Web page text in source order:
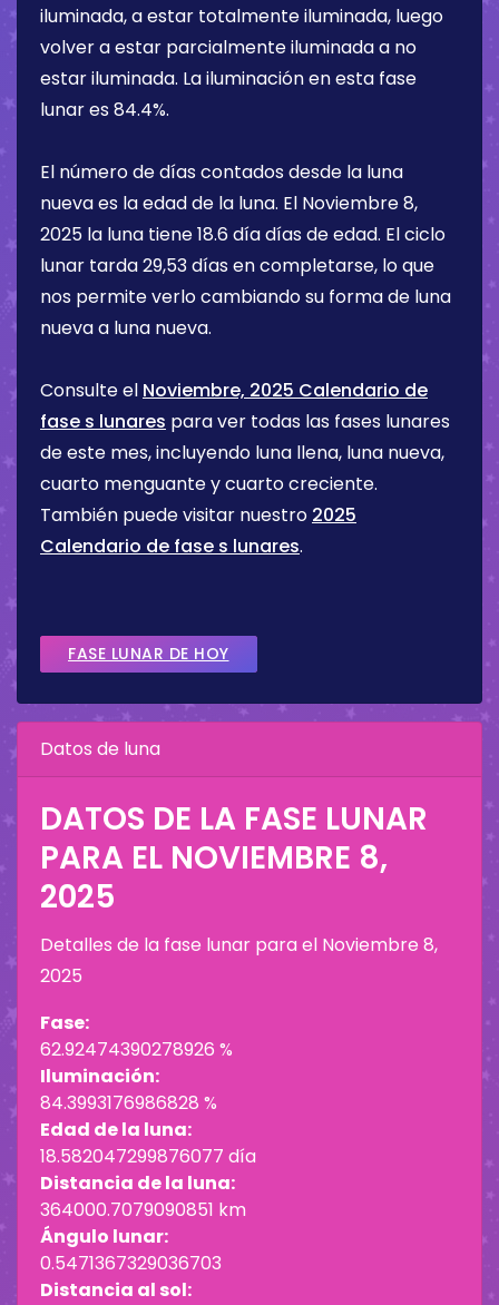
iluminada, a estar totalmente iluminada, luego
volver a estar parcialmente iluminada a no
estar iluminada. La iluminación en esta fase
lunar es 84.4%.
El número de días contados desde la luna
nueva es la edad de la luna. El Noviembre 8,
2025 la luna tiene18.6 díadías de edad. El ciclo
lunar tarda 29,53 días en completarse, lo que
nos permite verlo cambiando su forma de luna
nueva a luna nueva.
Consulte el Noviembre, 2025 Calendario de
fase s lunares para ver todas las fases lunares
de este mes, incluyendo luna llena, luna nueva,
cuarto menguante y cuarto creciente.
También puede visitar nuestro 2025
Calendario de fase s lunares.
FASE LUNAR DE HOY
Datos de luna
DATOS DE LA FASE LUNAR
PARA EL NOVIEMBRE 8,
2025
Detalles de la fase lunar para el Noviembre 8,
2025
Fase:
62.92474390278926 %
Iluminación:
84.3993176986828 %
Edad de la luna:
18.582047299876077 día
Distancia de la luna:
364000.7079090851 km
Ángulo lunar:
0.5471367329036703
Distancia al sol: